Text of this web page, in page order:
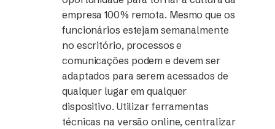
empresa 100% remota. Mesmo que os
funcionários estejam semanalmente
no escritório, processos e
comunicações podem e devem ser
adaptados para serem acessados de
qualquer lugar em qualquer
dispositivo. Utilizar ferramentas
técnicas na versão online, centralizar